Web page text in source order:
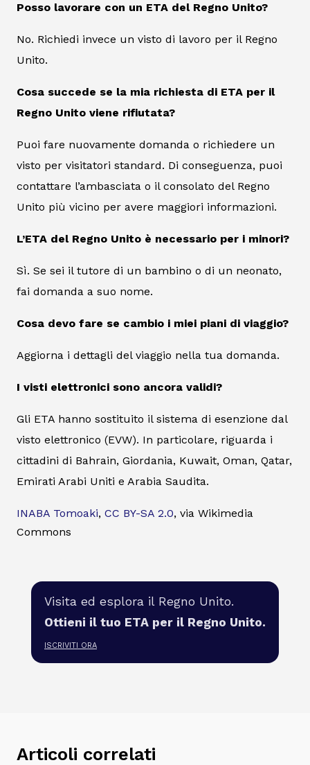
Posso lavorare con un ETA del Regno Unito?
No. Richiedi invece un visto di lavoro per il Regno
Unito.
Cosa succede se la mia richiesta di ETA per il
Regno Unito viene rifiutata?
Puoi fare nuovamente domanda o richiedere un
visto per visitatori standard. Di conseguenza, puoi
contattare l’ambasciata o il consolato del Regno
Unito più vicino per avere maggiori informazioni.
L’ETA del Regno Unito è necessario per i minori?
Sì. Se sei il tutore di un bambino o di un neonato,
fai domanda a suo nome.
Cosa devo fare se cambio i miei piani di viaggio?
Aggiorna i dettagli del viaggio nella tua domanda.
I visti elettronici sono ancora validi?
Gli ETA hanno sostituito il sistema di esenzione dal
visto elettronico (EVW). In particolare, riguarda i
cittadini di Bahrain, Giordania, Kuwait, Oman, Qatar,
Emirati Arabi Uniti e Arabia Saudita.
INABA Tomoaki, CC BY-SA 2.0, via Wikimedia
Commons
Visita ed esplora il Regno Unito.
Ottieni il tuo ETA per il Regno Unito.
ISCRIVITI ORA
Articoli correlati